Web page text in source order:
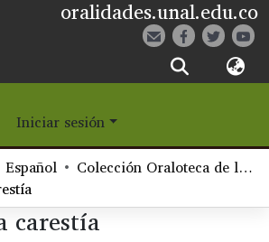
oralidades.unal.edu.co
Iniciar sesión
Español
Colección Oraloteca de la Biblioteca Nacional de Colombia
carestía